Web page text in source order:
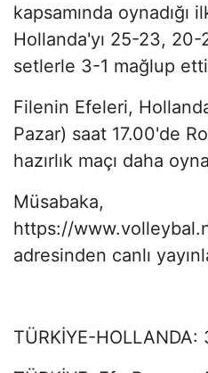
kapsamında oynadığı
Hollanda'yı 25-23,
setlerle 3-1 mağlup
Filenin Efeleri,
Pazar) saat 17.00'de
hazırlık maçı daha
Müsabaka,
https://
adresinden canlı
TÜRKİYE-HOLLANDA: